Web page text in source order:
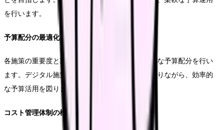
を行います。
予算配分の最適化
各施策の重要度と期待される効果を考慮し、適切な予算配分を行い
ます。デジタル施策と従来型施策のバランスを取りながら、効率的
な予算活用を図ります。
コスト管理体制の構築